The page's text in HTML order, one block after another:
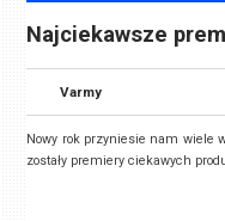
Najciekawsze
Varmy
Nowy rok przyniesie nam wiele
zostały premiery ciekawych